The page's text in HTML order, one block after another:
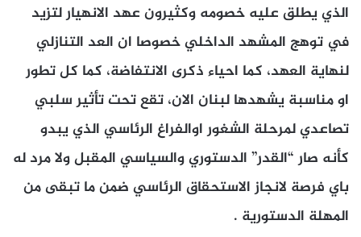
الذي يطلق عليه خصومه وكثيرون عهد الانهيار لتزيد
في توهج المشهد الداخلي خصوصا ان العد التنازلي
لنهاية العهد، كما احياء ذكرى الانتفاضة، كما كل تطور
او مناسبة يشهدها لبنان الان، تقع تحت تأثير سلبي
تصاعدي لمرحلة الشغور اوالفراغ الرئاسي الذي يبدو
كأنه صار “القدر” الدستوري والسياسي المقبل ولا مرد له
باي فرصة لانجاز الاستحقاق الرئاسي ضمن ما تبقى من
المهلة الدستورية .